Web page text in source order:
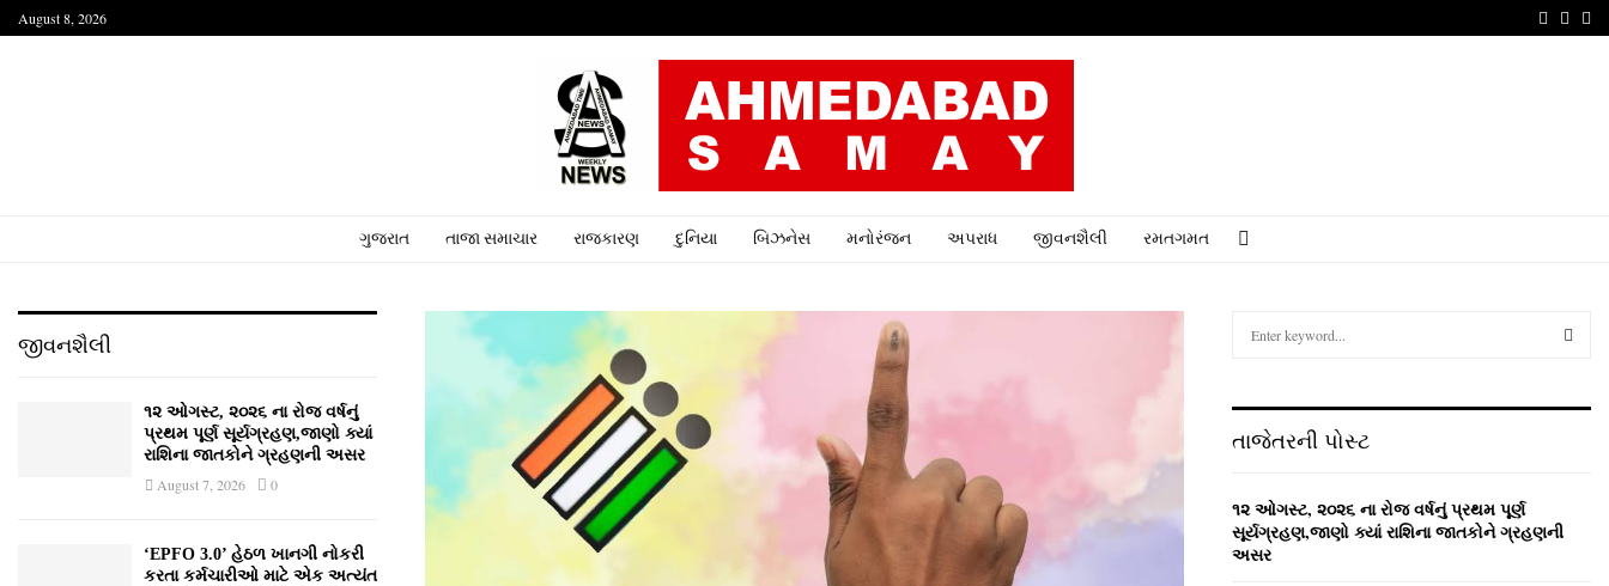
August 8, 2026
ગુજરાત તાજા સમાચાર રાજકારણ દુનિયા બિઝનેસ મનોરંજન અપરાધ જીવનશૈલી રમતગમત
જીવનશૈલી
૧૨ ઓગસ્ટ, ૨૦૨૬ ના રોજ વર્ષનું
પ્રથમ પૂર્ણ સૂર્યગ્રહણ,જાણો ક્યાં
રાશિના જાતકોને ગ્રહણની અસર
August 7, 2026 0
‘EPFO 3.0’ હેઠળ ખાનગી નોકરી
કરતા કર્મચારીઓ માટે એક અત્યંત
h
o
r
:
તાજેતરની પોસ્ટ
૧૨ ઓગસ્ટ, ૨૦૨૬ ના રોજ વર્ષનું પ્રથમ પૂર્ણ
સૂર્યગ્રહણ,જાણો ક્યાં રાશિના જાતકોને ગ્રહણની
અસર